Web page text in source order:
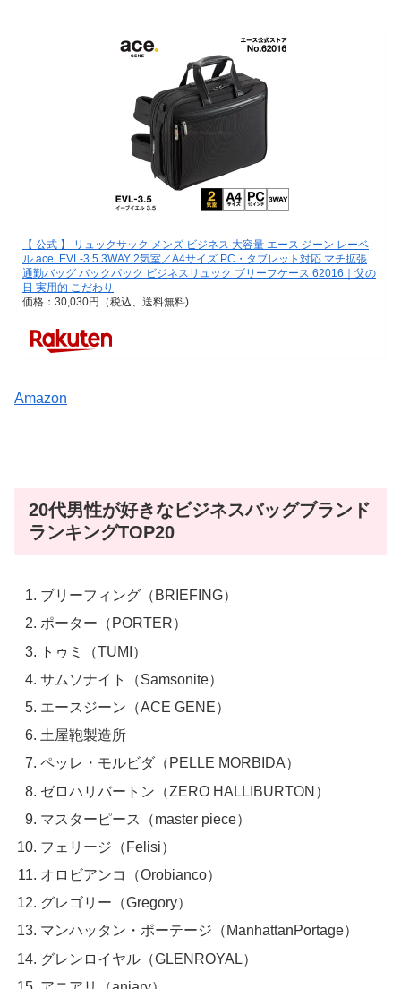
【 公式 】 リュックサック メンズ ビジネス 大容量 エース ジーン レーベ
ル ace. EVL-3.5 3WAY 2気室／A4サイズ PC・タブレット対応 マチ拡張
通勤バッグ バックパック ビジネスリュック ブリーフケース 62016｜父の
日 実用的 こだわり
価格：30,030円（税込、送料無料)
Amazon
20代男性が好きなビジネスバッグブランド
ランキングTOP20
ブリーフィング（BRIEFING）
ポーター（PORTER）
トゥミ（TUMI）
サムソナイト（Samsonite）
エースジーン（ACE GENE）
土屋鞄製造所
ペッレ・モルビダ（PELLE MORBIDA）
ゼロハリバートン（ZERO HALLIBURTON）
マスターピース（master piece）
フェリージ（Felisi）
オロビアンコ（Orobianco）
グレゴリー（Gregory）
マンハッタン・ポーテージ（ManhattanPortage）
グレンロイヤル（GLENROYAL）